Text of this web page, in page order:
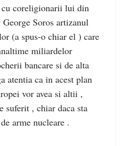
cu coreligionarii lui din
Soros artizanul
(a spus-o chiar el ) care
miliardelor
bancare si de alta
atentia ca in acest plan
vor avea si altii ,
suferit , chiar daca sta
arme nucleare .